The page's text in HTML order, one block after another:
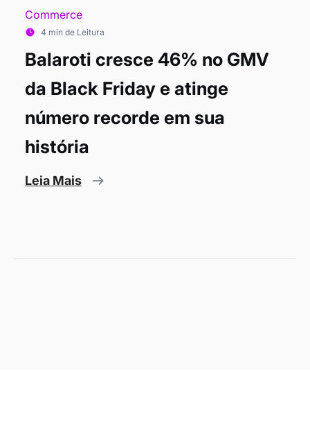
Commerce
4 min de Leitura
Balaroti cresce 46% no GMV
da Black Friday e atinge
número recorde em sua
história
Leia Mais